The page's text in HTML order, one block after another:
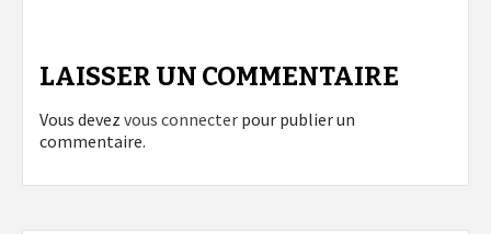
LAISSER UN COMMENTAIRE
Vous devez vous connecter pour publier un
commentaire.